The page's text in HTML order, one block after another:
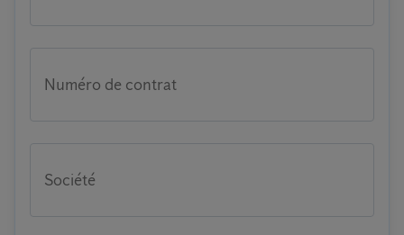
Numéro de contrat
Société